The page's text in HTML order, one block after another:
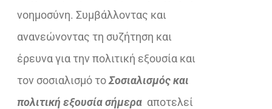
νοημοσύνη. Συμβάλλοντας και
ανανεώνοντας τη συζήτηση και
έρευνα για την πολιτική εξουσία και
τον σοσιαλισμό τοΣοσιαλισμός και
πολιτική εξουσία σήμερα αποτελεί